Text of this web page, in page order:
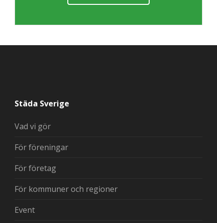
Städa Sverige
Vad vi gör
För föreningar
För företag
För kommuner och regioner
Event